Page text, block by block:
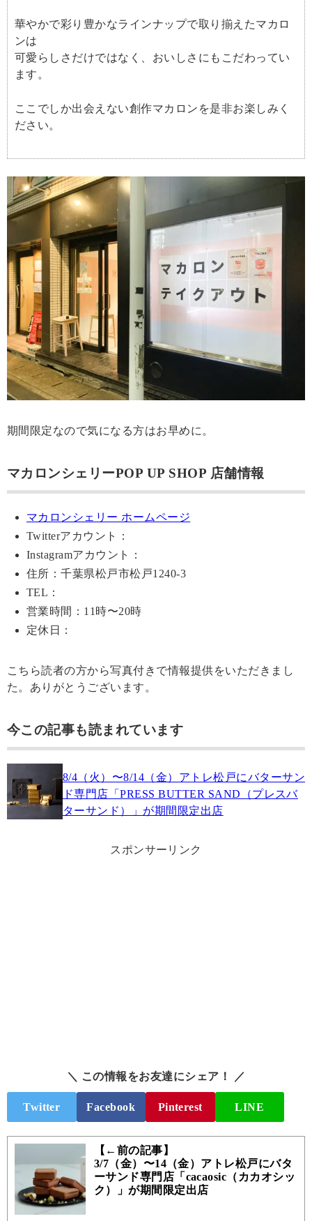
華やかで彩り豊かなラインナップで取り揃えたマカロ
ンは
可愛らしさだけではなく、おいしさにもこだわってい
ます。
ここでしか出会えない創作マカロンを是非お楽しみく
ださい。
期間限定なので気になる方はお早めに。
マカロンシェリーPOP UP SHOP 店舗情報
マカロンシェリー ホームページ
Twitterアカウント：
Instagramアカウント：
住所：千葉県松戸市松戸1240-3
TEL：
営業時間：11時〜20時
定休日：
こちら読者の方から写真付きで情報提供をいただきまし
た。ありがとうございます。
今この記事も読まれています
8/4（火）〜8/14（金）アトレ松戸にバターサン
ド専門店「PRESS BUTTER SAND（プレスバ
ターサンド）」が期間限定出店
スポンサーリンク
＼ この情報をお友達にシェア！ ／
Twitter Facebook Pinterest LINE
【←前の記事】
3/7（金）〜14（金）アトレ松戸にバタ
ーサンド専門店「cacaosic（カカオシッ
ク）」が期間限定出店